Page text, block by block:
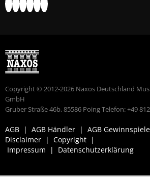
Copyright © 2012-2026 Naxos Deutschland
GmbH
Gruber Straße 46b, 85586 Poing Telefon: +49
AGB | AGB Händler | AGB Gewinnspiele
Disclaimer | Copyright |
Impressum
| Datenschutzerklärung